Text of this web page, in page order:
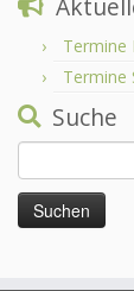
Termine
Termine
Suche
nach: